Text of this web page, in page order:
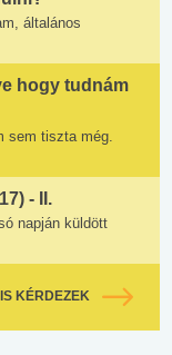
általános
hogy tudnám
sem tiszta még.
- II.
napján küldött
KÉRDEZEK